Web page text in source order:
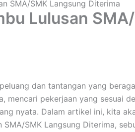
SMA/SMK Langsung Diterima
Lulusan
dan tantangan yang
mencari pekerjaan yang sesuai
nyata. Dalam artikel ini, kita
SMK Langsung Diterima,